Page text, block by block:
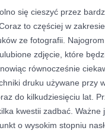
się cieszyć przez
to częściej w
ze fotografii.
zdjęcie, które
równocześnie
druku używane przy
do kilkudziesięciu lat.
kwestii zadbać.
o wysokim stopniu